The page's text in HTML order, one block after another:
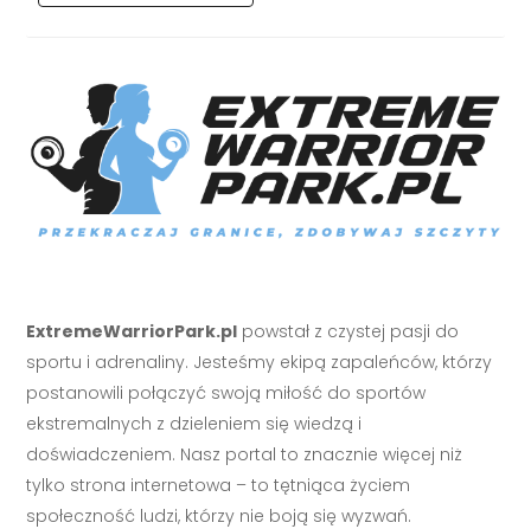
ExtremeWarriorPark.pl powstał z czystej pasji do
sportu i adrenaliny. Jesteśmy ekipą zapaleńców, którzy
postanowili połączyć swoją miłość do sportów
ekstremalnych z dzieleniem się wiedzą i
doświadczeniem. Nasz portal to znacznie więcej niż
tylko strona internetowa – to tętniąca życiem
społeczność ludzi, którzy nie boją się wyzwań.